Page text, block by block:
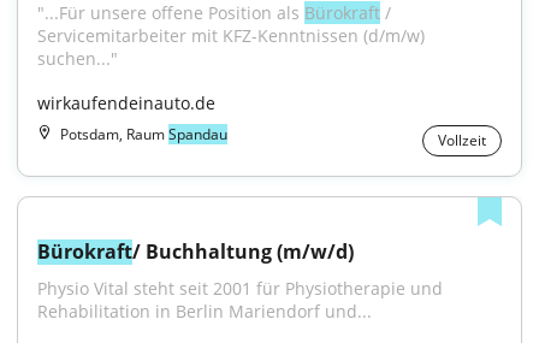
"...Für unsere offene Position als Bürokraft /
Servicemitarbeiter mit KFZ-Kenntnissen (d/m/w)
suchen..."
wirkaufendeinauto.de
Potsdam, RaumSpandau Vollzeit
Bürokraft/ Buchhaltung (m/w/d)
Physio Vital steht seit 2001 für Physiotherapie und
Rehabilitation in Berlin Mariendorf und...